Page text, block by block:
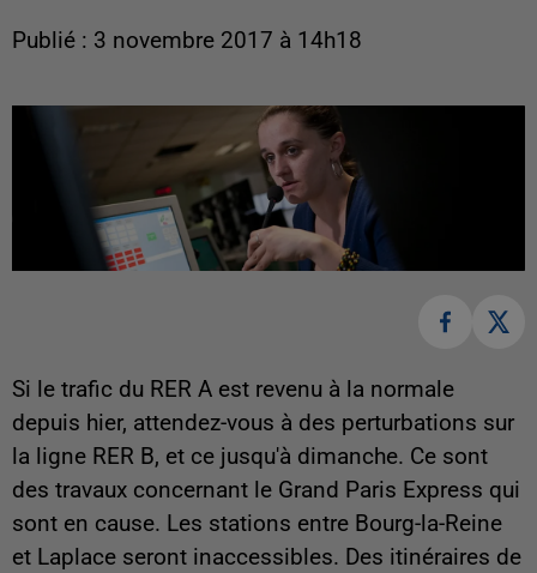
Publié : 3 novembre 2017 à 14h18
Si le trafic du RER A est revenu à la normale
depuis hier, attendez-vous à des perturbations sur
la ligne RER B, et ce jusqu'à dimanche. Ce sont
des travaux concernant le Grand Paris Express qui
sont en cause. Les stations entre Bourg-la-Reine
et Laplace seront inaccessibles. Des itinéraires de